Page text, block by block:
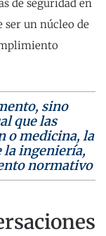
de seguridad en
ser un núcleo de
sino
que las
o medicina, la
la ingeniería,
normativo